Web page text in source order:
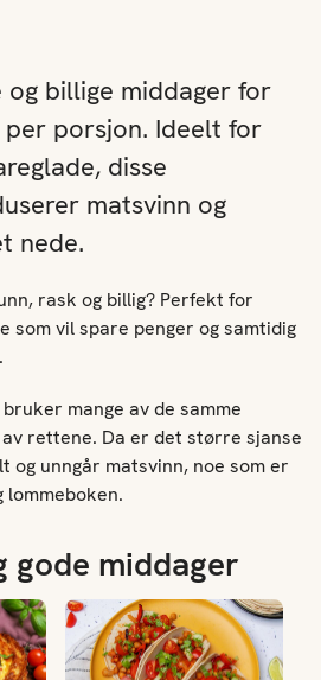
og billige middager for
porsjon. Ideelt for
disse
matsvinn og
nede.
rask og billig? Perfekt for
som vil spare penger og samtidig
mange av de samme
rettene. Da er det større sjanse
og unngår matsvinn, noe som er
lommeboken.
gode middager
Burritos med kikerter